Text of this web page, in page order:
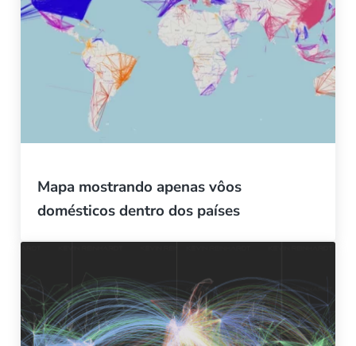
Mapa mostrando apenas vôos
domésticos dentro dos países